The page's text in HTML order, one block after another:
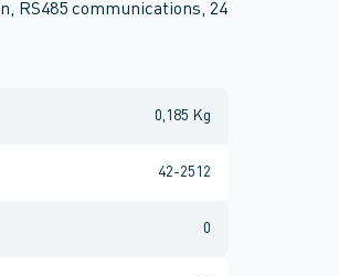
RS485 communications, 24
0,185 Kg
42-2512
0